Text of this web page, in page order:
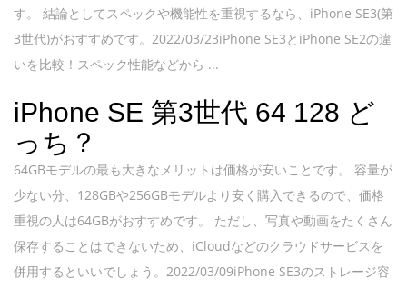
す。 結論としてスペックや機能性を重視するなら、iPhone SE3(第
3世代)がおすすめです。2022/03/23iPhone SE3とiPhone SE2の違
いを比較！スペック性能などから ...
iPhone SE 第3世代 64 128 ど
っち？
64GBモデルの最も大きなメリットは価格が安いことです。 容量が
少ない分、128GBや256GBモデルより安く購入できるので、価格
重視の人は64GBがおすすめです。 ただし、写真や動画をたくさん
保存することはできないため、iCloudなどのクラウドサービスを
併用するといいでしょう。2022/03/09iPhone SE3のストレージ容